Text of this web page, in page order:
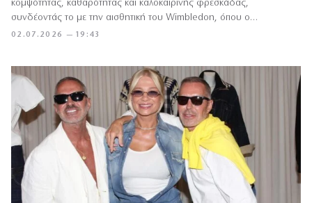
02.07.2026 — 19:43
κομψότητας, καθαρότητας και καλοκαιρινής φρεσκάδας,
συνδέοντάς το με την αισθητική του Wimbledon, όπου ο…